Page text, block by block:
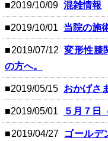
■2019/10/09 混雑情報
■2019/10/01 当院の施
■2019/07/12 変形性膝
の方へ。
■2019/05/15 おかげさ
■2019/05/01 ５月７日
■2019/04/27
ゴールデ